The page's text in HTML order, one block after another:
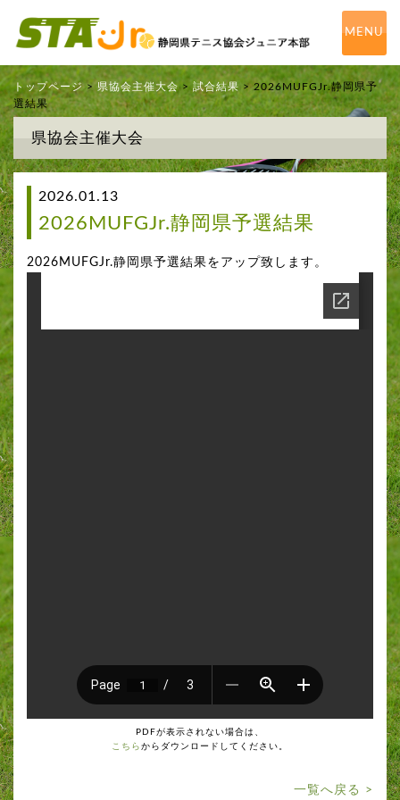
MENU
トップページ>県協会主催大会> 試合結果 > 2026MUFGJr.静岡県予
選結果
県協会主催大会
2026.01.13
2026MUFGJr.静岡県予選結果
2026MUFGJr.静岡県予選結果をアップ致します。
PDFが表示されない場合は、
こちら からダウンロードしてください。
一覧へ戻る >